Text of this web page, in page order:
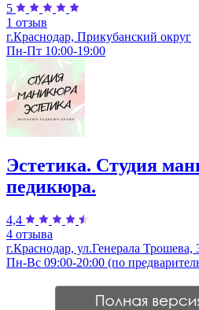
5
1 отзыв
г.Краснодар, Прикубанский округ
Пн-Пт 10:00-19:00
Эстетика. Студия
педикюра.
4,4
4 отзыва
г.Краснодар, ул.Генерала Трошева,
Пн-Вс 09:00-20:00 (по